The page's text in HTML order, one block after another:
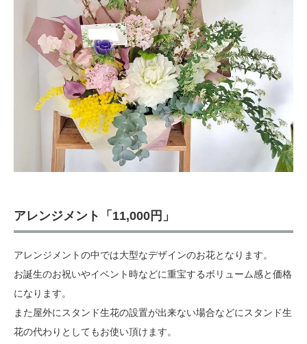
アレンジメント「11,000円」
アレンジメントの中では大型なデザインのお花となります。
お誕生のお祝いやイベント時などに重宝するボリューム感と価格
になります。
また屋外にスタンド生花の設置が出来ない場合などにスタンド生
花の代わりとしてもお使い頂けます。